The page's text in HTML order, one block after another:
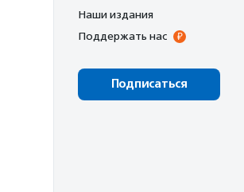
Наши издания
Поддержать нас
Подписаться